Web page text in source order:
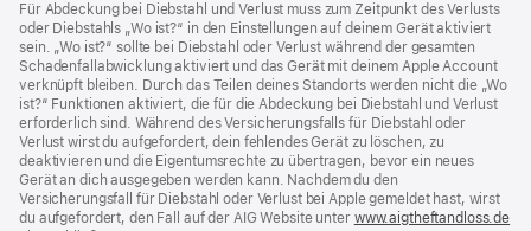
Für Abdeckung bei Diebstahl und Verlust muss zum Zeit­punkt des Verlusts
oder Dieb­stahls „Wo ist?“ in den Einstellungen auf deinem Gerät aktiviert
sein. „Wo ist?“ sollte bei Diebstahl oder Verlust während der gesamten
Schadenfallabwicklung aktiviert und das Gerät mit deinem Apple Account
verknüpft bleiben. Durch das Teilen deines Standorts werden nicht die „Wo
ist?“ Funktionen aktiviert, die für die Abdeckung bei Diebstahl und Verlust
erforderlich sind. Während des Versicherungs­falls für Diebstahl oder
Verlust wirst du aufgefordert, dein fehlendes Gerät zu löschen, zu
deaktivieren und die Eigentums­rechte zu übertragen, bevor ein neues
Gerät an dich ausgegeben werden kann. Nachdem du den
Versicherungsfall für Diebstahl oder Verlust bei Apple gemeldet hast, wirst
du aufgefordert, den Fall auf der AIG Website unter www.aigtheftandloss.de